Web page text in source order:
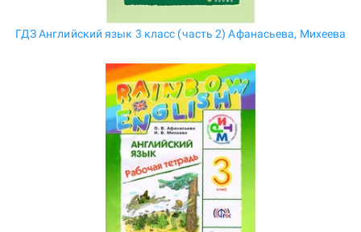
ГДЗ Английский язык 3 класс (часть 2) Афанасьева, Михеева